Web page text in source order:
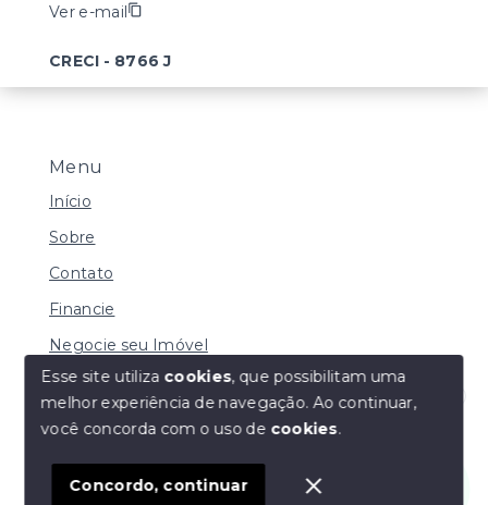
Olá! Estamos disponíveis para te ajudar.
Menu
Início
Sobre
Contato
Financie
Negocie seu Imóvel
© Copyright 2026 - Imobiliária Duarte - Todos os
SITE PARA IMOBILIARIA
Ver e-mail
CRECI - 8766 J
Esse site utiliza cookies, que possibilitam uma
melhor experiência de navegação.Ao continuar,
você concorda com o uso de cookies.
Concordo, continuar